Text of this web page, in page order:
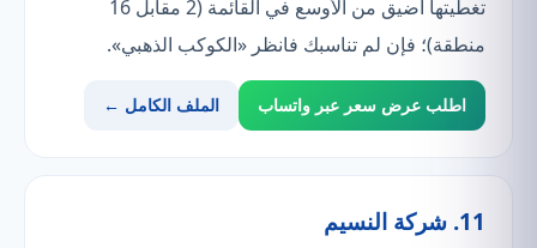
تغطيتها أضيق من الأوسع في القائمة (2 مقابل 16
منطقة)؛ فإن لم تناسبك فانظر «الكوكب الذهبي».
اطلب عرض سعر عبر واتساب الملف الكامل ←
11. شركة النسيم